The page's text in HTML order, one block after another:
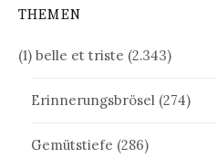
THEMEN
(1) belle et triste (2.343)
Erinnerungsbrösel (274)
Gemütstiefe (286)